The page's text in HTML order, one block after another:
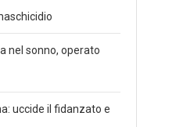
nel sonno, operato
uccide il fidanzato e